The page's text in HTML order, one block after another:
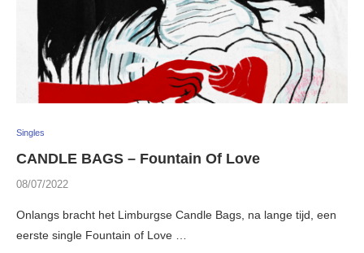
Singles
CANDLE BAGS – Fountain Of Love
08/07/2022
Onlangs bracht het Limburgse Candle Bags, na lange tijd, een
eerste single Fountain of Love …